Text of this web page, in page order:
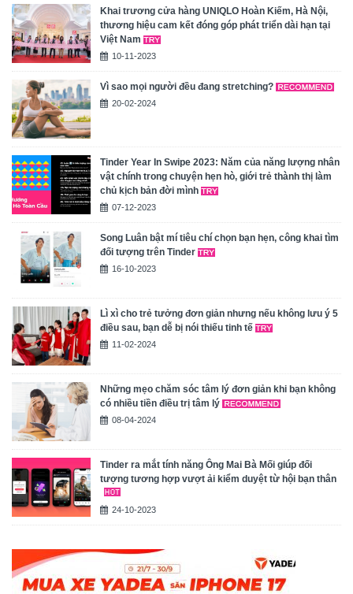
Khai trương cửa hàng UNIQLO Hoàn Kiếm, Hà Nội,
thương hiệu cam kết đóng góp phát triển dài hạn tại
Việt Nam
10-11-2023
Vì sao mọi người đều đang stretching?
20-02-2024
Tinder Year In Swipe 2023: Năm của năng lượng nhân
vật chính trong chuyện hẹn hò, giới trẻ thành thị làm
chủ kịch bản đời mình
07-12-2023
Song Luân bật mí tiêu chí chọn bạn hẹn, công khai tìm
đối tượng trên Tinder
16-10-2023
Lì xì cho trẻ tưởng đơn giản nhưng nếu không lưu ý 5
điều sau, bạn dễ bị nói thiếu tinh tế
11-02-2024
Những mẹo chăm sóc tâm lý đơn giản khi bạn không
có nhiều tiền điều trị tâm lý
08-04-2024
Tinder ra mắt tính năng Ông Mai Bà Mối giúp đối
tượng tương hợp vượt ải kiểm duyệt từ hội bạn thân
24-10-2023